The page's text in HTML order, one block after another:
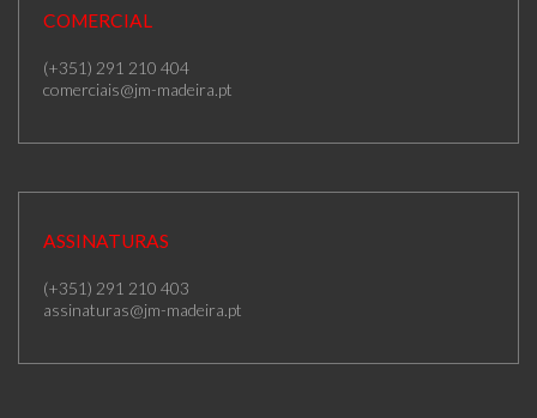
COMERCIAL
(+351) 291 210 404
comerciais@jm-madeira.pt
ASSINATURAS
(+351) 291 210 403
assinaturas@jm-madeira.pt